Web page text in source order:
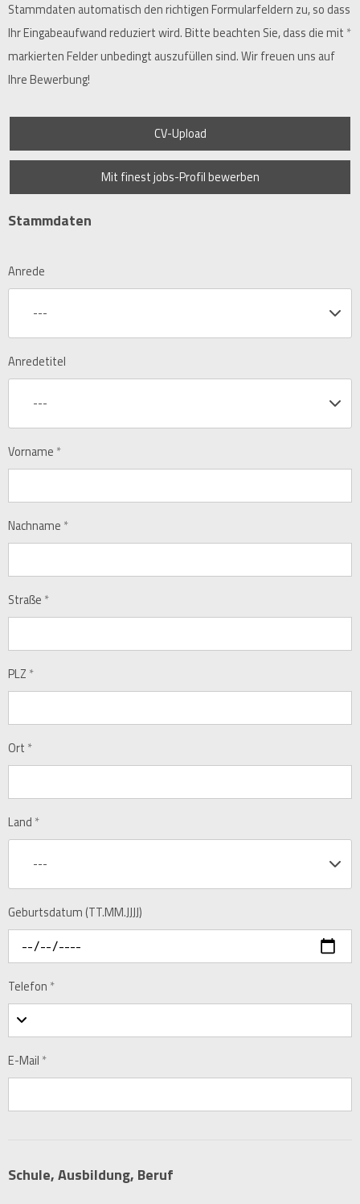
Stammdaten automatisch den richtigen Formularfeldern zu, so dass
Ihr Eingabeaufwand reduziert wird. Bitte beachten Sie, dass die mit *
markierten Felder unbedingt auszufüllen sind. Wir freuen uns auf
Ihre Bewerbung!
CV-Upload
Mit finest jobs-Profil bewerben
Stammdaten
Anrede
---
Anredetitel
---
Vorname *
Nachname *
Straße *
PLZ *
Ort *
Land *
---
Geburtsdatum (TT.MM.JJJJ)
Telefon *
E-Mail *
Schule, Ausbildung, Beruf